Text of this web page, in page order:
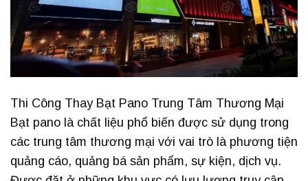
Thi Công Thay Bạt Pano Trung Tâm Thương Mại
Bạt pano là chất liệu phổ biến được sử dụng trong
các trung tâm thương mại với vai trò là phương tiện
quảng cáo, quảng bá sản phẩm, sự kiện, dịch vụ.